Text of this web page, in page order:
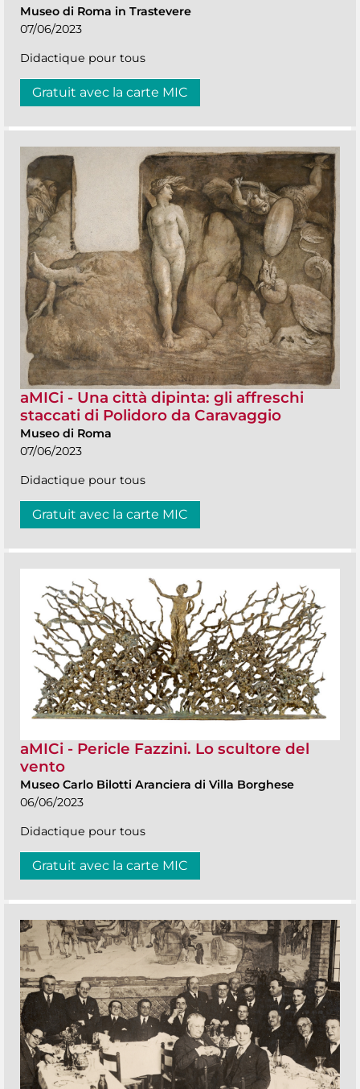
Museo di Roma in Trastevere
07/06/2023
Didactique pour tous
Gratuit avec la carte MIC
aMICi - Una città dipinta: gli affreschi
staccati di Polidoro da Caravaggio
Museo di Roma
07/06/2023
Didactique pour tous
Gratuit avec la carte MIC
aMICi - Pericle Fazzini. Lo scultore del
vento
Museo Carlo Bilotti Aranciera di Villa Borghese
06/06/2023
Didactique pour tous
Gratuit avec la carte MIC